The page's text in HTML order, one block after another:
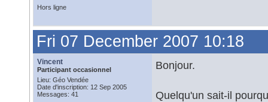
Hors ligne
Fri 07 December 2007 10:18
Vincent
Participant occasionnel
Lieu: Géo Vendée
Date d'inscription: 12 Sep 2005
Messages: 41
Bonjour.
Quelqu'un sait-il